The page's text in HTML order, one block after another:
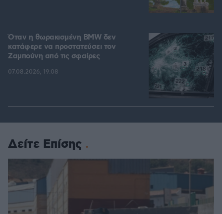
Όταν η θωρακισμένη BMW δεν
κατάφερε να προστατεύσει τον
Ζαμπούνη από τις σφαίρες
07.08.2026, 19:08
Δείτε Επίσης